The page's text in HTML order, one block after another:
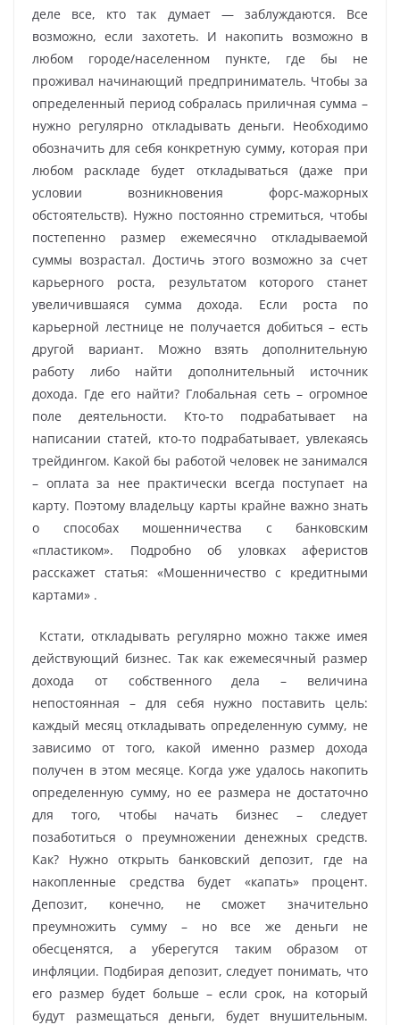
деле все, кто так думает — заблуждаются. Все
возможно, если захотеть. И накопить возможно в
любом городе/населенном пункте, где бы не
проживал начинающий предприниматель. Чтобы за
определенный период собралась приличная сумма –
нужно регулярно откладывать деньги. Необходимо
обозначить для себя конкретную сумму, которая при
любом раскладе будет откладываться (даже при
условии возникновения форс-мажорных
обстоятельств). Нужно постоянно стремиться, чтобы
постепенно размер ежемесячно откладываемой
суммы возрастал. Достичь этого возможно за счет
карьерного роста, результатом которого станет
увеличившаяся сумма дохода. Если роста по
карьерной лестнице не получается добиться – есть
другой вариант. Можно взять дополнительную
работу либо найти дополнительный источник
дохода. Где его найти? Глобальная сеть – огромное
поле деятельности. Кто-то подрабатывает на
написании статей, кто-то подрабатывает, увлекаясь
трейдингом. Какой бы работой человек не занимался
– оплата за нее практически всегда поступает на
карту. Поэтому владельцу карты крайне важно знать
о способах мошенничества с банковским
«пластиком». Подробно об уловках аферистов
расскажет статья: «Мошенничество с кредитными
картами» .
Кстати, откладывать регулярно можно также имея
действующий бизнес. Так как ежемесячный размер
дохода от собственного дела – величина
непостоянная – для себя нужно поставить цель:
каждый месяц откладывать определенную сумму, не
зависимо от того, какой именно размер дохода
получен в этом месяце. Когда уже удалось накопить
определенную сумму, но ее размера не достаточно
для того, чтобы начать бизнес – следует
позаботиться о преумножении денежных средств.
Как? Нужно открыть банковский депозит, где на
накопленные средства будет «капать» процент.
Депозит, конечно, не сможет значительно
преумножить сумму – но все же деньги не
обесценятся, а уберегутся таким образом от
инфляции. Подбирая депозит, следует понимать, что
его размер будет больше – если срок, на который
будут размещаться деньги, будет внушительным.